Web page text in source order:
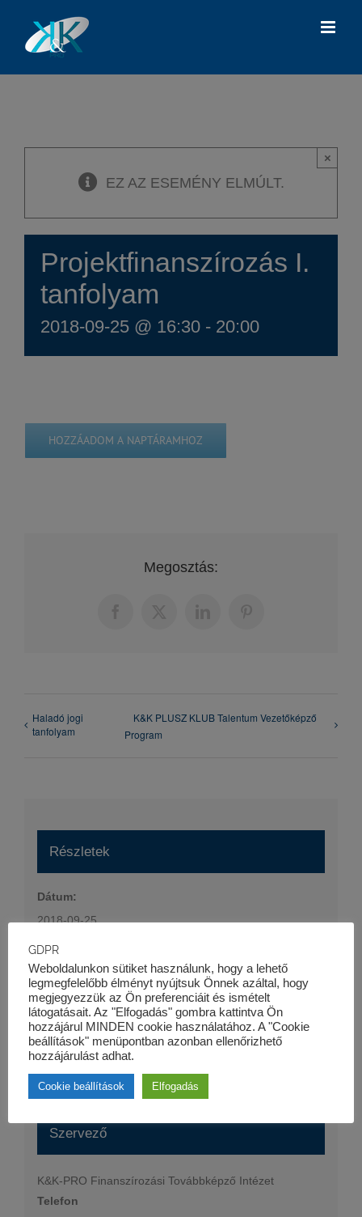
EZ AZ ESEMÉNY ELMÚLT.
×
Projektfinanszírozás I.
tanfolyam
2018-09-25 @ 16:30 - 20:00
HOZZÁADOM A NAPTÁRAMHOZ
Megosztás:
Haladó jogi
tanfolyam
K&K PLUSZ KLUB Talentum Vezetőképző
Program
Részletek
Dátum:
2018-09-25
Időpont:
16:30 - 20:00
Esemény kategória:
Szaktanfolyamok
Honlap:
https://kk-pro.hu/oktatas/projektfinanszirozas-tanfolyam/
Szervező
K&K-PRO Finanszírozási Továbbképző Intézet
Telefon
GDPR
Weboldalunkon sütiket használunk, hogy a lehető
legmegfelelőbb élményt nyújtsuk Önnek azáltal, hogy
megjegyezzük az Ön preferenciáit és ismételt
látogatásait. Az "Elfogadás" gombra kattintva Ön
hozzájárul MINDEN cookie használatához. A "Cookie
beállítások" menüpontban azonban ellenőrizhető
hozzájárulást adhat.
Cookie beállítások Elfogadás